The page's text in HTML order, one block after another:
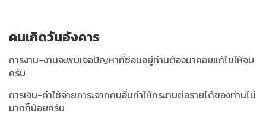
คนเกิดวันอังคาร
การงาน-งานจะพบเจอปัญหาที่ซ่อนอยู่ท่านต้องมาคอยแก้ไขให้จบ
ครับ
การเงิน-ค่าใช้จ่ายภาระจากคนอื่นทำให้กระทบต่อรายได้ของท่านไม่
มากก็น้อยครับ